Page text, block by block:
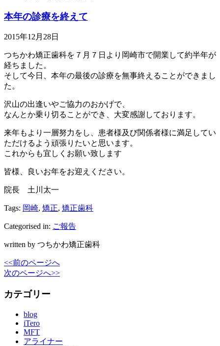
本年の診療を終えて
2015年12月28日
つちかわ矯正歯科を７月７日より岡崎市で開業して約半年が
経ちました。
そして今日、本年の最後の診療を無事終えることができまし
た。
沢山の出逢いやご協力のおかげで、
なんとか乗り切ることができ、大変感謝しております。
来年もより一層努力をし、患者様及び関係者様に満足してい
ただけるよう頑張りたいと思います。
これからも宜しくお願い致します
皆様、良いお年をお迎えください。
院長 土川太一
Tags: 岡崎, 矯正, 矯正歯科
Categorised in: ご報告
written by つちかわ矯正歯科
<<前のページへ
次のページへ>>
カテゴリー
blog
iTero
MFT
アライナー